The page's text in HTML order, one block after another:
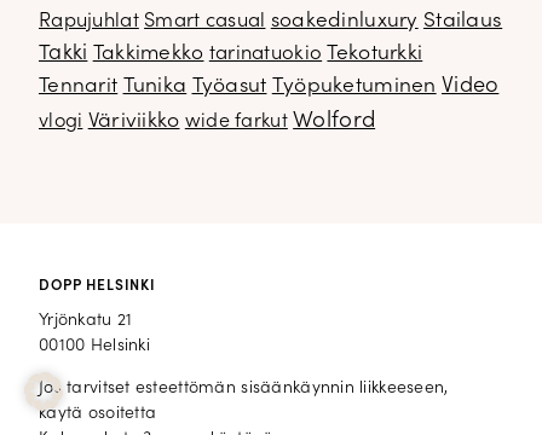
Rapujuhlat Smart casual soakedinluxury Stailaus
Takki
Takkimekko tarinatuokio
Tekoturkki
Tennarit
Tunika Työasut Työpuketuminen Video
vlogi Väriviikko wide farkut Wolford
DOPP HELSINKI
Yrjönkatu 21
00100 Helsinki
Jos tarvitset esteettömän sisäänkäynnin liikkeeseen,
käytä osoitetta